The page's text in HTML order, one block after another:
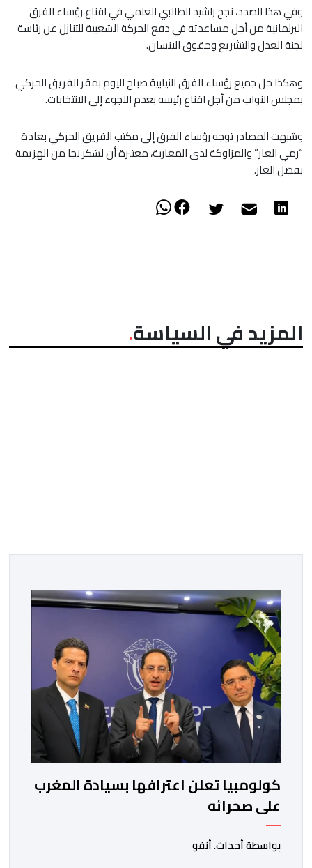
وفي هذا الصدد، نجح راشيد الطالبي العلمي في اقناع رؤساء الفرق
البرلمانية من أجل مساعدته في دفع الحركة الشعبية للتنازل عن رئاسة
لجنة العدل والتشريع وحقوق الانسان.
وهكذا حل جميع رؤساء الفرق النيابية صباح اليوم بمقر الفريق الحركي
بمجلس النواب من أجل اقناع رئيسه بعدم اللجوء إلى الانتخابات.
وشبهت المصادر توجه رؤساء الفرق إلى مكتب الفريق الحركي بعادة
“رمي العار” والمزاوكة لدى المغاربة، معتبرة أن لشكر نجا من الهزيمة
بفضل العار.
المزيد في السياسة
كولومبيا تعلن اعترافها بسيادة المغرب
على صحرائه
بواسطة أحداث. أنفو